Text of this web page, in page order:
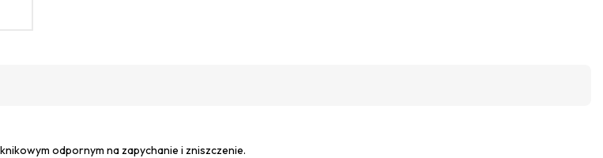
odpornym na zapychanie i zniszczenie.